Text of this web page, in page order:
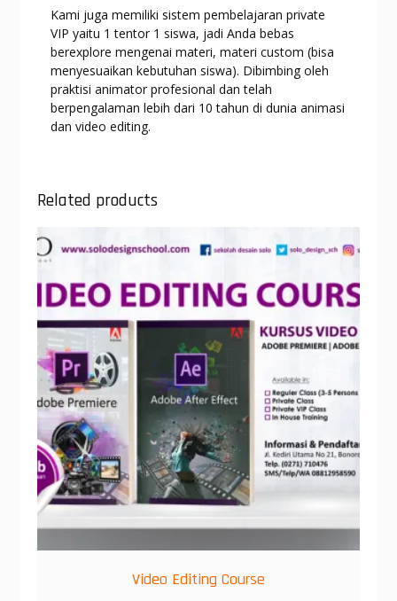
Kami juga memiliki sistem pembelajaran private
VIP yaitu 1 tentor 1 siswa, jadi Anda bebas
berexplore mengenai materi, materi custom (bisa
menyesuaikan kebutuhan siswa). Dibimbing oleh
praktisi animator profesional dan telah
berpengalaman lebih dari 10 tahun di dunia animasi
dan video editing.
Related products
Video Editing Course